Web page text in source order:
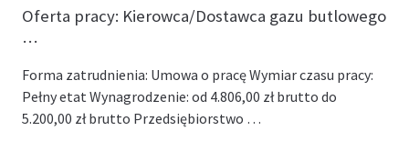
Oferta pracy: Kierowca/Dostawca gazu butlowego
…
Forma zatrudnienia: Umowa o pracę Wymiar czasu pracy:
Pełny etat Wynagrodzenie: od 4.806,00 zł brutto do
5.200,00 zł brutto Przedsiębiorstwo …